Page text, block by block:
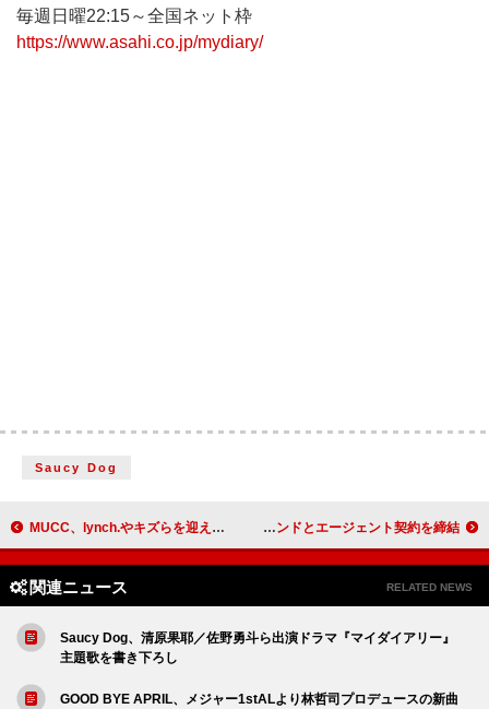
毎週日曜22:15～全国ネット枠
https://www.asahi.co.jp/mydiary/
Saucy Dog
MUCC、lynch.やキズらを迎えた主催イベント【LuV Together 2024】の公式レポート到着 Vamprose Management Agency、ドイツのExact Management & Publishing所属の2バンドとエージェント契約を締結
関連ニュース RELATED NEWS
Saucy Dog、清原果耶／佐野勇斗ら出演ドラマ『マイダイアリー』
主題歌を書き下ろし
GOOD BYE APRIL、メジャー1stALより林哲司プロデュースの新曲